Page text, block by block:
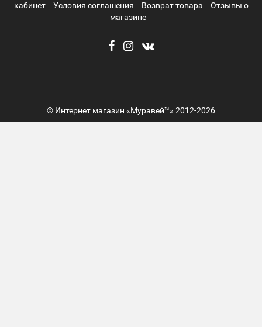
кабинет
Условия соглашения Возврат товара
Отзывы о
магазине
© Интернет магазин «Муравей™» 2012-2026